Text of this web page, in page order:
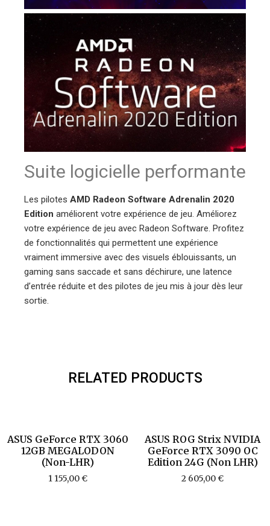
Suite logicielle performante
Les pilotes AMD Radeon Software Adrenalin 2020
Edition améliorent votre expérience de jeu. Améliorez
votre expérience de jeu avec Radeon Software. Profitez
de fonctionnalités qui permettent une expérience
vraiment immersive avec des visuels éblouissants, un
gaming sans saccade et sans déchirure, une latence
d’entrée réduite et des pilotes de jeu mis à jour dès leur
sortie.
RELATED PRODUCTS
ASUS GeForce RTX 3060
12GB MEGALODON
(Non-LHR)
1 155,00€
ASUS ROG Strix NVIDIA
GeForce RTX 3090 OC
Edition 24G (Non LHR)
2 605,00€